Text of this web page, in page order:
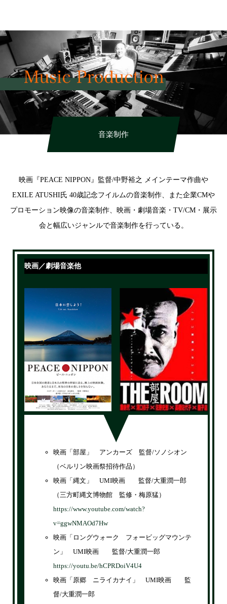
音楽制作
映画『PEACE NIPPON』監督/中野裕之 メインテーマ作曲や
EXILE ATUSHI氏 40歳記念フイルムの音楽制作、また企業CMや
プロモーション映像の音楽制作、映画・劇場音楽・TV/CM・展示
会と幅広いジャンルで音楽制作を行っている。
映画／劇場音楽他
映画「部屋」 アンカーズ 監督/ソノシオン
（ベルリン映画祭招待作品）
映画「縄文」 UMI映画 監督/大重潤一郎
（三方町縄文博物館 監修・梅原猛）
https://www.youtube.com/watch?
v=ggwNMAOd7Hw
映画「ロングウォーク フォービッグマウンテ
ン」 UMI映画 監督/大重潤一郎
https://youtu.be/hCPRDoiV4U4
映画「原郷 ニライカナイ」 UMI映画 監
督/大重潤一郎